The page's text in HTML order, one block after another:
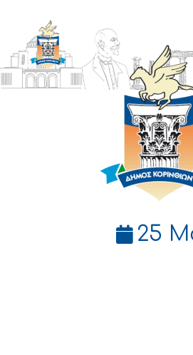
ΔΗΜΟΣ
ΚΟΡΙΝΘΙΩΝ
25